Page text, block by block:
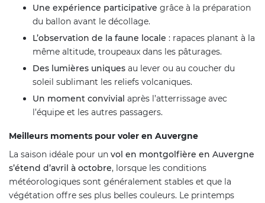
Une expérience participative grâce à la préparation
du ballon avant le décollage.
L’observation de la faune locale : rapaces planant à la
même altitude, troupeaux dans les pâturages.
Des lumières uniques au lever ou au coucher du
soleil sublimant les reliefs volcaniques.
Un moment convivial après l’atterrissage avec
l’équipe et les autres passagers.
Meilleurs moments pour voler en Auvergne
La saison idéale pour un vol en montgolfière en Auvergne
s’étend d’avril à octobre, lorsque les conditions
météorologiques sont généralement stables et que la
végétation offre ses plus belles couleurs. Le printemps